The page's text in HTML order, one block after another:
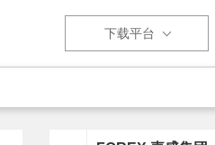
下载平台